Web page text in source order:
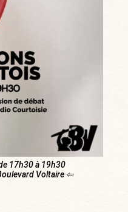
17h30 à 19h30
Voltaire ⇦